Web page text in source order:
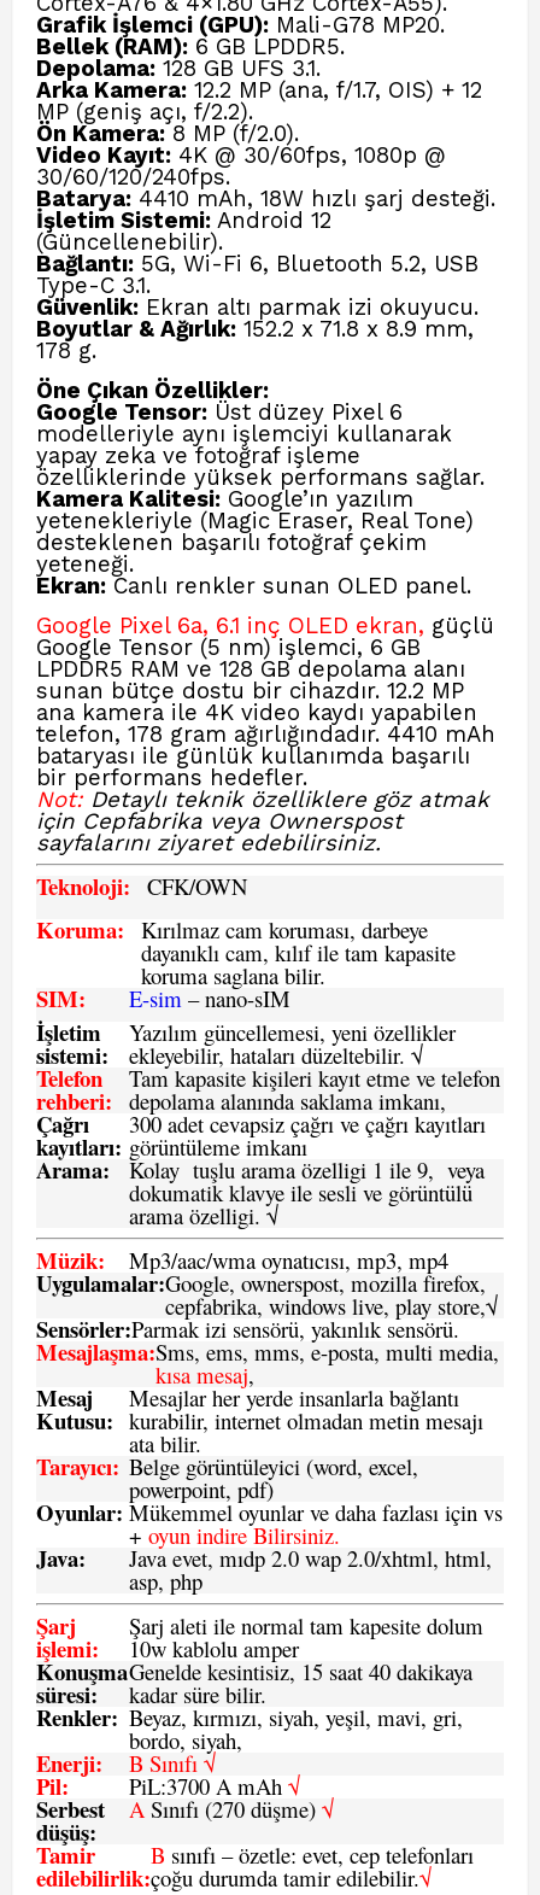
Grafik İşlemci (GPU): Mali-G78 MP20.
Bellek (RAM): 6 GB LPDDR5.
Depolama: 128 GB UFS 3.1.
Arka Kamera: 12.2 MP (ana, f/1.7, OIS) + 12
MP (geniş açı, f/2.2).
Ön Kamera: 8 MP (f/2.0).
Video Kayıt: 4K @ 30/60fps, 1080p @
30/60/120/240fps.
Batarya: 4410 mAh, 18W hızlı şarj desteği.
İşletim Sistemi: Android 12
(Güncellenebilir).
Bağlantı: 5G, Wi-Fi 6, Bluetooth 5.2, USB
Type-C 3.1.
Güvenlik: Ekran altı parmak izi okuyucu.
Boyutlar & Ağırlık: 152.2 x 71.8 x 8.9 mm,
178 g.
Öne Çıkan Özellikler:
Google Tensor: Üst düzey Pixel 6
modelleriyle aynı işlemciyi kullanarak
yapay zeka ve fotoğraf işleme
özelliklerinde yüksek performans sağlar.
Kamera Kalitesi: Google’ın yazılım
yetenekleriyle (Magic Eraser, Real Tone)
desteklenen başarılı fotoğraf çekim
yeteneği.
Ekran: Canlı renkler sunan OLED panel.
Google Pixel 6a, 6.1 inç OLED ekran, güçlü
Google Tensor (5 nm) işlemci, 6 GB
LPDDR5 RAM ve 128 GB depolama alanı
sunan bütçe dostu bir cihazdır. 12.2 MP
ana kamera ile 4K video kaydı yapabilen
telefon, 178 gram ağırlığındadır. 4410 mAh
bataryası ile günlük kullanımda başarılı
bir performans hedefler.
Not: Detaylı teknik özelliklere göz atmak
için Cepfabrika veya Ownerspost
sayfalarını ziyaret edebilirsiniz.
Teknoloji: CFK/OWN
Koruma: Kırılmaz cam koruması, darbeye
dayanıklı cam, kılıf ile tam kapasite
koruma saglana bilir.
SIM: E-sim – nano-sIM
İşletim
sistemi:
Yazılım güncellemesi, yeni özellikler
ekleyebilir, hataları düzeltebilir. √
Telefon
rehberi:
Tam kapasite kişileri kayıt etme ve telefon
depolama alanında saklama imkanı,
Çağrı
kayıtları:
300 adet cevapsiz çağrı ve çağrı kayıtları
görüntüleme imkanı
Arama: Kolay tuşlu arama özelligi 1 ile 9, veya
dokumatik klavye ile sesli ve görüntülü
arama özelligi. √
Müzik: Mp3/aac/wma oynatıcısı, mp3, mp4
Uygulamalar:Google, ownerspost, mozilla firefox,
cepfabrika, windows live, play store,√
Sensörler:Parmak izi sensörü, yakınlık sensörü.
Mesajlaşma:Sms, ems, mms, e-posta, multi media,
kısa mesaj,
Mesaj
Kutusu:
Mesajlar her yerde insanlarla bağlantı
kurabilir, internet olmadan metin mesajı
ata bilir.
Tarayıcı: Belge görüntüleyici (word, excel,
powerpoint, pdf)
Oyunlar: Mükemmel oyunlar ve daha fazlası için vs
+ oyun indire Bilirsiniz.
Java: Java evet, mıdp 2.0 wap 2.0/xhtml, html,
asp, php
Şarj
işlemi:
Şarj aleti ile normal tam kapesite dolum
10w kablolu amper
Konuşma
süresi:
Genelde kesintisiz, 15 saat 40 dakikaya
kadar süre bilir.
Renkler: Beyaz, kırmızı, siyah, yeşil, mavi, gri,
bordo, siyah,
Enerji: B Sınıfı √
Pil: PiL:3700 A mAh √
Serbest
düşüş:
ASınıfı (270 düşme) √
Tamir
edilebilirlik:
B sınıfı – özetle: evet, cep telefonları
çoğu durumda tamir edilebilir.√